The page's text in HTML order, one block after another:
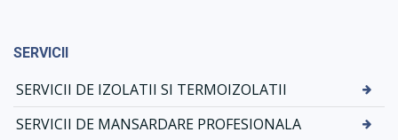
SERVICII
SERVICII DE IZOLATII SI TERMOIZOLATII
SERVICII DE MANSARDARE PROFESIONALA